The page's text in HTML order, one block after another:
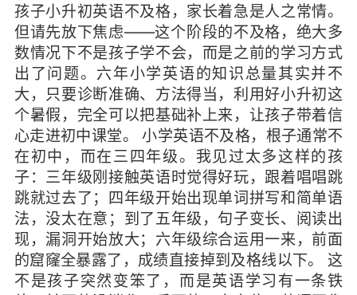
孩子小升初英语不及格，家长着急是人之常情。
但请先放下焦虑——这个阶段的不及格，绝大多
数情况下不是孩子学不会，而是之前的学习方式
出了问题。六年小学英语的知识总量其实并不
大，只要诊断准确、方法得当，利用好小升初这
个暑假，完全可以把基础补上来，让孩子带着信
心走进初中课堂。 小学英语不及格，根子通常不
在初中，而在三四年级。我见过太多这样的孩
子：三年级刚接触英语时觉得好玩，跟着唱唱跳
跳就过去了；四年级开始出现单词拼写和简单语
法，没太在意；到了五年级，句子变长、阅读出
现，漏洞开始放大；六年级综合运用一来，前面
的窟窿全暴露了，成绩直接掉到及格线以下。 这
不是孩子突然变笨了，而是英语学习有一条铁